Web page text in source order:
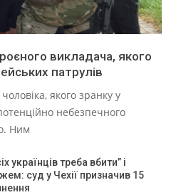
викладача, якого
патрулів
якого зранку у
небезпечного
Ним
українців треба вбити” і
суд у Чехії призначив 15